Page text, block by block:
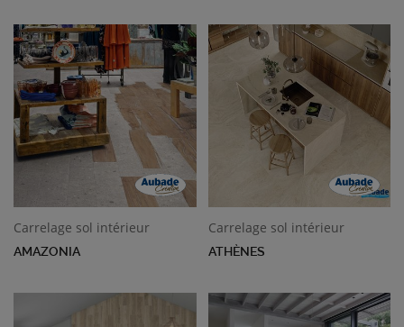
Carrelage sol intérieur
AMAZONIA
Carrelage sol intérieur
ATHÈNES